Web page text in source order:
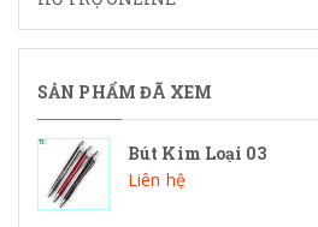
SẢN PHẨM ĐÃ XEM
Bút Kim Loại 03
Liên hệ